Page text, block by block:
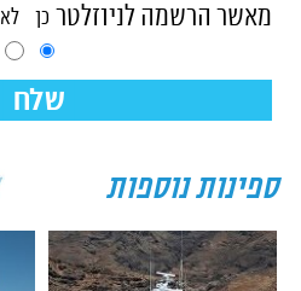
מאשר הרשמה לניוזלטר כן לא
שלח
ספינות נוספות